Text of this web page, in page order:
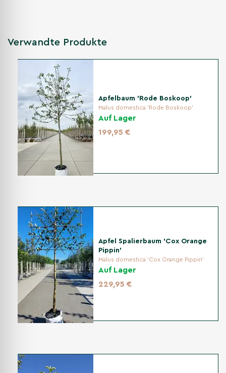
Verwandte Produkte
Apfelbaum 'Rode Boskoop'
Malus domestica 'Rode Boskoop'
Auf Lager
199,95 €
Apfel Spalierbaum 'Cox Orange
Pippin'
Malus domestica 'Cox Orange Pippin'
Auf Lager
229,95 €